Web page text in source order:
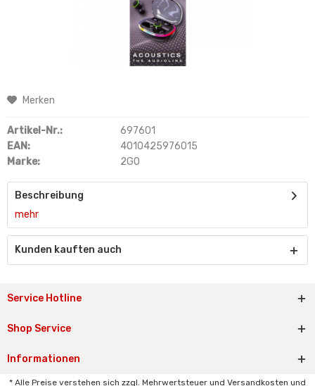
Merken
Artikel-Nr.:
697601
EAN:
4010425976015
Marke:
2GO
Beschreibung
mehr
Kunden kauften auch
Service Hotline
Shop Service
Informationen
* Alle Preise verstehen sich zzgl. Mehrwertsteuer und Versandkosten und